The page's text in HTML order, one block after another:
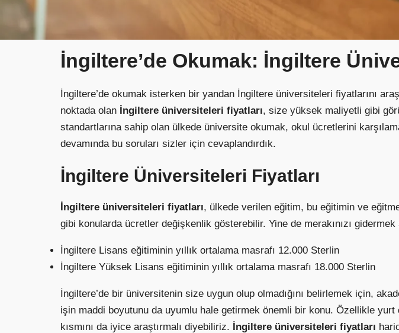
İngiltere’de Okumak: İngiltere
İngiltere’de okumak isterken bir yandan İngiltere üniversiteleri fiyatlarını
noktada olan İngiltere üniversiteleri fiyatları, size yüksek maliyetli gibi
standartlarına sahip olan ülkede üniversite okumak, okul ücretlerini
devamında bu soruları sizler için cevaplandırdık.
İngiltere Üniversiteleri Fiyatları
İngiltere üniversiteleri fiyatları, ülkede verilen eğitim, bu eğitimin ve
gibi konularda ücretler değişkenlik gösterebilir. Yine de merakınızı
İngiltere Lisans eğitiminin yıllık ortalama masrafı 12.000 Sterlin
İngiltere Yüksek Lisans eğitiminin yıllık ortalama masrafı 18.000 Sterlin
İngiltere’de bir üniversitenin size uygun olup olmadığını belirlemek için,
işin maddi boyutunu da uyumlu hale getirmek önemli bir konu. Özellikle
kısmını da iyice araştırmalı diyebiliriz. İngiltere üniversiteleri fiyatları